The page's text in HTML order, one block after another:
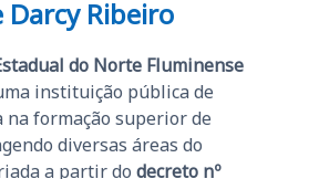
Darcy Ribeiro
do Norte Fluminense
instituição pública de
na formação superior de
diversas áreas do
a partir do decreto nº